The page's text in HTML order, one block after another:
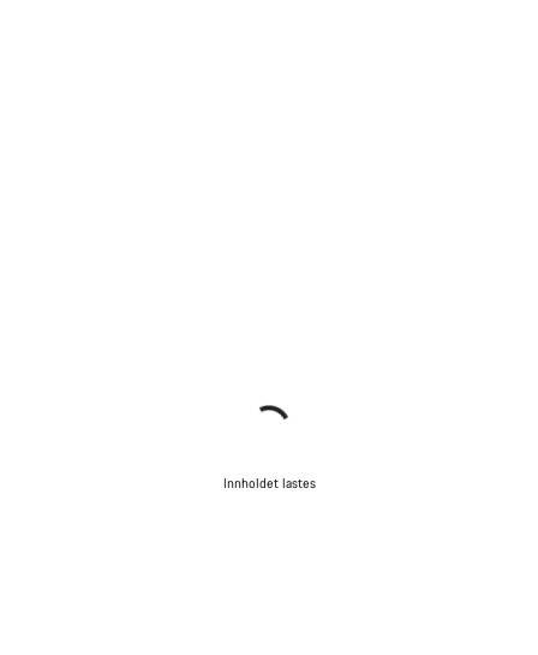
Innholdet lastes